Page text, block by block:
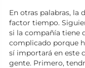
En otras palabras, la
factor tiempo.
si la compañía tiene
complicado porque
sí importará en este
gente. Primero,